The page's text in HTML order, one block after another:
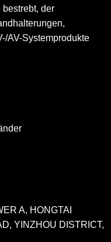
bestrebt, der
AV-Systemprodukte
A, HONGTAI
YINZHOU DISTRICT,